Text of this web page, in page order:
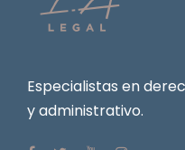
Especialistas en
y administrativo.